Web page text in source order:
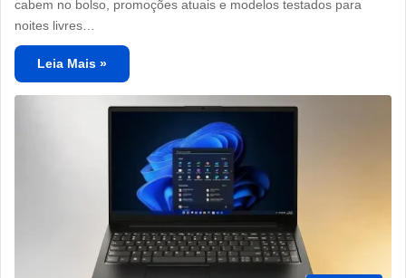
cabem no bolso, promoções atuais e modelos testados para
noites livres…
Leia Mais »